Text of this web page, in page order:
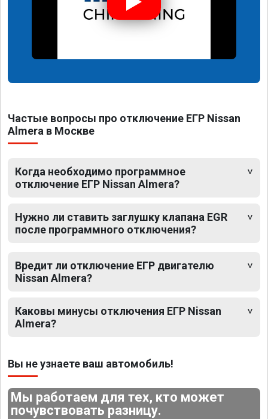
Частые вопросы про отключение ЕГР Nissan
Almera в Москве
Когда необходимо программное
отключение ЕГР Nissan Almera?
Нужно ли ставить заглушку клапана EGR
после программного отключения?
Вредит ли отключение ЕГР двигателю
Nissan Almera?
Каковы минусы отключения ЕГР Nissan
Almera?
Вы не узнаете ваш автомобиль!
Мы работаем для тех, кто может
почувствовать разницу.